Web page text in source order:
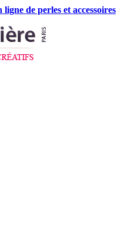
de perles et accessoires